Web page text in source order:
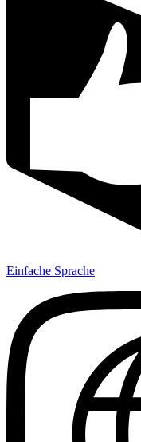
Einfache Sprache